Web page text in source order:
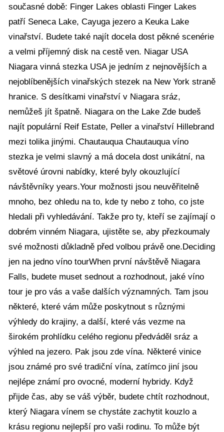
současné době: Finger Lakes oblasti Finger Lakes
patří Seneca Lake, Cayuga jezero a Keuka Lake
vinařství. Budete také najít docela dost pěkné scenérie
a velmi příjemný disk na cestě ven. Niagar USA
Niagara vinná stezka USA je jedním z nejnovějších a
nejoblíbenějších vinařských stezek na New York straně
hranice. S desítkami vinařství v Niagara sráz,
nemůžeš jít špatně. Niagara on the Lake Zde budeš
najít populární Reif Estate, Peller a vinařství Hillebrand
mezi tolika jinými. Chautauqua Chautauqua víno
stezka je velmi slavný a má docela dost unikátní, na
světové úrovni nabídky, které byly okouzlující
návštěvníky years.Your možnosti jsou neuvěřitelně
mnoho, bez ohledu na to, kde ty nebo z toho, co jste
hledali při vyhledávání. Takže pro ty, kteří se zajímají o
dobrém vinném Niagara, ujistěte se, aby přezkoumaly
své možnosti důkladně před volbou právě one.Deciding
jen na jedno víno tourWhen první návštěvě Niagara
Falls, budete muset sednout a rozhodnout, jaké víno
tour je pro vás a vaše dalších významných. Tam jsou
některé, které vám může poskytnout s různými
výhledy do krajiny, a další, které vás vezme na
širokém prohlídku celého regionu předváděl sráz a
výhled na jezero. Pak jsou zde vína. Některé vinice
jsou známé pro své tradiční vína, zatímco jiní jsou
nejlépe známí pro ovocné, moderní hybridy. Když
přijde čas, aby se váš výběr, budete chtít rozhodnout,
který Niagara vínem se chystáte zachytit kouzlo a
krásu regionu nejlepší pro vaši rodinu. To může být